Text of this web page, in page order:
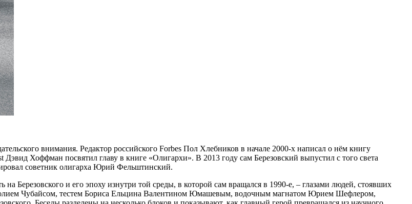
внимания. Редактор российского Forbes Пол Хлебников в начале 2000-х написал о нём книгу
Хоффман посвятил главу в книге «Олигархи». В 2013 году сам Березовский выпустил с того света
советник олигарха Юрий Фельштинский.
Березовского и его эпоху изнутри той среды, в которой сам вращался в 1990-е, – глазами людей, стоявших
Чубайсом, тестем Бориса Ельцина Валентином Юмашевым, водочным магнатом Юрием Шефлером,